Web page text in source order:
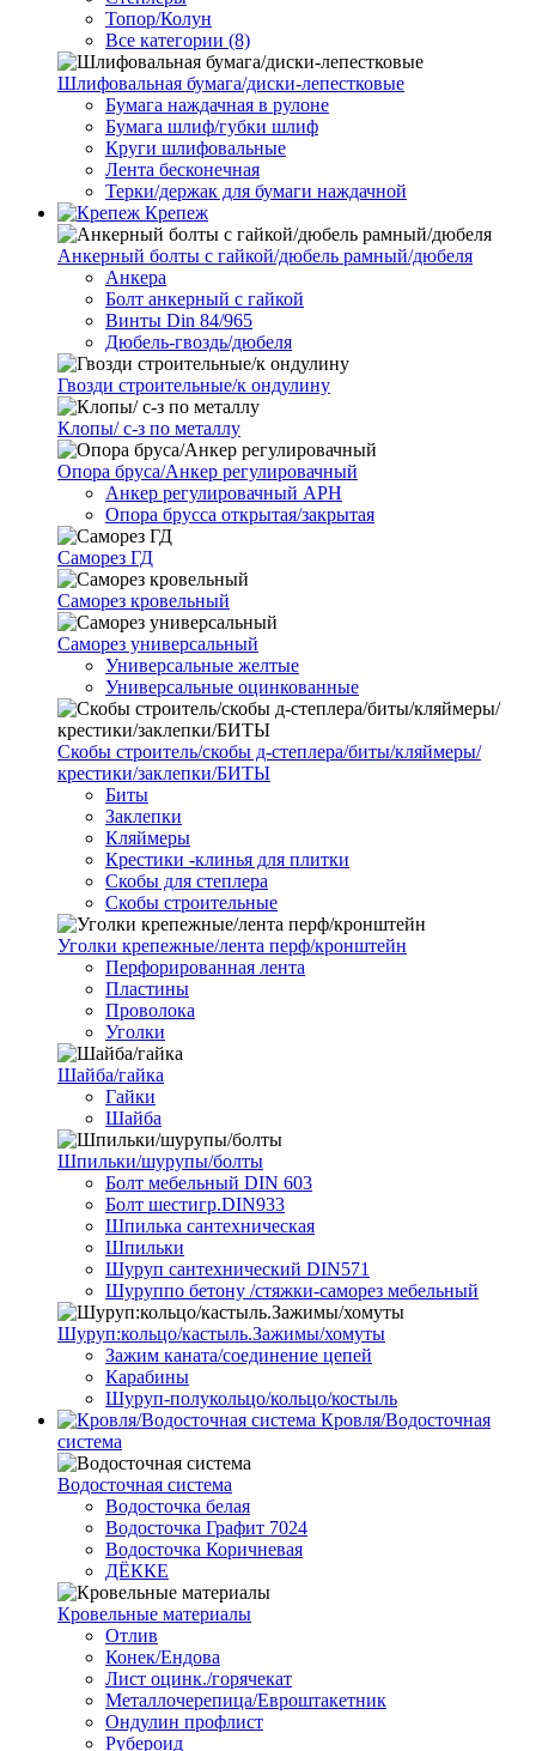
Топор/Колун
Все категории (8)
Шлифовальная бумага/диски-лепестковые
Бумага наждачная в рулоне
Бумага шлиф/губки шлиф
Круги шлифовальные
Лента бесконечная
Терки/держак для бумаги наждачной
Крепеж
Анкерный болты с гайкой/дюбель рамный/дюбеля
Анкера
Болт анкерный с гайкой
Винты Din 84/965
Дюбель-гвоздь/дюбеля
Гвозди строительные/к ондулину
Клопы/ с-з по металлу
Опора бруса/Анкер регулировачный
Анкер регулировачный АРН
Опора брусса открытая/закрытая
Саморез ГД
Саморез кровельный
Саморез универсальный
Универсальные желтые
Универсальные оцинкованные
Скобы строитель/скобы д-степлера/биты/кляймеры/
крестики/заклепки/БИТЫ
Биты
Заклепки
Кляймеры
Крестики -клинья для плитки
Скобы для степлера
Скобы строительные
Уголки крепежные/лента перф/кронштейн
Перфорированная лента
Пластины
Проволока
Уголки
Шайба/гайка
Гайки
Шайба
Шпильки/шурупы/болты
Болт мебельный DIN 603
Болт шестигр.DIN933
Шпилька сантехническая
Шпильки
Шуруп сантехнический DIN571
Шуруппо бетону /стяжки-саморез мебельный
Шуруп:кольцо/кастыль.Зажимы/хомуты
Зажим каната/соединение цепей
Карабины
Шуруп-полукольцо/кольцо/костыль
Кровля/Водосточная
система
Водосточная система
Водосточка белая
Водосточка Графит 7024
Водосточка Коричневая
ДЁККЕ
Кровельные материалы
Отлив
Конек/Ендова
Лист оцинк./горячекат
Металлочерепица/Евроштакетник
Ондулин профлист
Рубероид